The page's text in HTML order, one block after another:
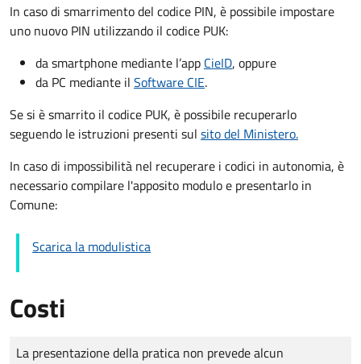
In caso di smarrimento del codice PIN, è possibile impostare
uno nuovo PIN utilizzando il codice PUK:
da smartphone mediante l’app CieID, oppure
da PC mediante il Software CIE.
Se si è smarrito il codice PUK, è possibile recuperarlo
seguendo le istruzioni presenti sul sito del Ministero.
In caso di impossibilità nel recuperare i codici in autonomia, è
necessario compilare l'apposito modulo e presentarlo in
Comune:
Scarica la modulistica
Costi
Tipo di pagamento
Importo
La presentazione della pratica non prevede alcun